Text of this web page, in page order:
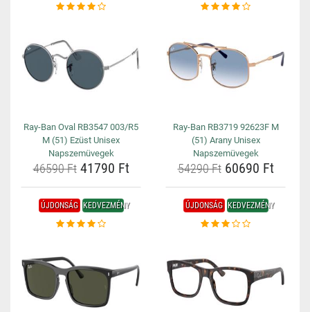
Ray-Ban Oval RB3547 003/R5
M (51) Ezüst Unisex
Napszemüvegek
46590 Ft41790 Ft
Ray-Ban RB3719 92623F M
(51) Arany Unisex
Napszemüvegek
54290 Ft60690 Ft
ÚJDONSÁG KEDVEZMÉNY ÚJDONSÁG KEDVEZMÉNY